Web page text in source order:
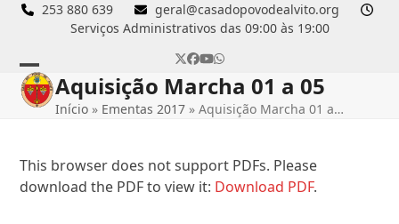
Skip
253 880 639
geral@casadopovodealvito.org
Serviços Administrativos das 09:00 às 19:00
Twitter
Facebook
YouTube
Whatsapp
Open
mobile
Close
mobile
Aquisição Marcha 01 a 05
Início » Ementas 2017 »Aquisição Marcha 01 a…
This browser does not support PDFs. Please
download the PDF to view it: Download PDF.